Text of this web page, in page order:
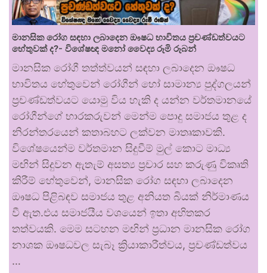
මානසික රෝග සඳහා ලබාදෙන ඖෂධ භාවිතය ප්‍රචණ්ඩත්වයට
හේතුවක් ද?- විශේෂඥ මනෝ වෛද්‍ය රූමි රූබන්
මානසික රෝගී තත්ත්වයන් සඳහා ලබාදෙන ඖෂධ
භාවිතය හේතුවෙන් රෝගීන් හෝ සාමාන්‍ය පුද්ගලයන්
ප්‍රචණ්ඩත්වයට යොමු විය හැකි ද යන්න වර්තමානයේ
රෝගීන්ගේ භාරකරුවන් මෙන්ම පොදු සමාජය තුළ ද
නිරන්තරයෙන් කතාබහට ලක්වන මාතෘකාවකි.
විශේෂයෙන්ම වර්තමාන සිදුවීම් මුල් කොට මාධ්‍ය
මඟින් සිදුවන ඇතැම් අසත්‍ය ප්‍රචාර සහ කරුණු විකෘති
කිරීම් හේතුවෙන්, මානසික රෝග සඳහා ලබාදෙන
ඖෂධ පිළිබඳව සමාජය තුළ අනියත බියක් නිර්මාණය
වී ඇත.එය සමාජයීය වශයෙන් ඉතා අහිතකර
තත්වයකි. මෙම සටහන මඟින් ප්‍රධාන මානසික රෝග
නාශක ඖෂධවල සැබෑ ක්‍රියාකාරීත්වය, ප්‍රචණ්ඩත්වය
…